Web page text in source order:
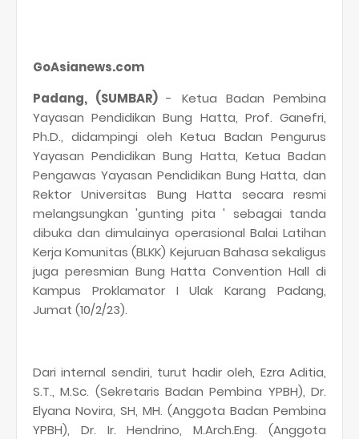
GoAsianews.com
Padang, (SUMBAR)- Ketua Badan Pembina
Yayasan Pendidikan Bung Hatta, Prof. Ganefri,
Ph.D., didampingi oleh Ketua Badan Pengurus
Yayasan Pendidikan Bung Hatta, Ketua Badan
Pengawas Yayasan Pendidikan Bung Hatta, dan
Rektor Universitas Bung Hatta secara resmi
melangsungkan 'gunting pita ' sebagai tanda
dibuka dan dimulainya operasional Balai Latihan
Kerja Komunitas (BLKK) Kejuruan Bahasa sekaligus
juga peresmian Bung Hatta Convention Hall di
Kampus Proklamator I Ulak Karang Padang,
Jumat (10/2/23).
Dari internal sendiri, turut hadir oleh, Ezra Aditia,
S.T., M.Sc. (Sekretaris Badan Pembina YPBH), Dr.
Elyana Novira, SH, MH. (Anggota Badan Pembina
YPBH), Dr. Ir. Hendrino, M.Arch.Eng. (Anggota